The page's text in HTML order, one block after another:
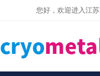
您好，欢迎进入江